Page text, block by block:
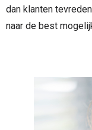
dan klanten
naar de best